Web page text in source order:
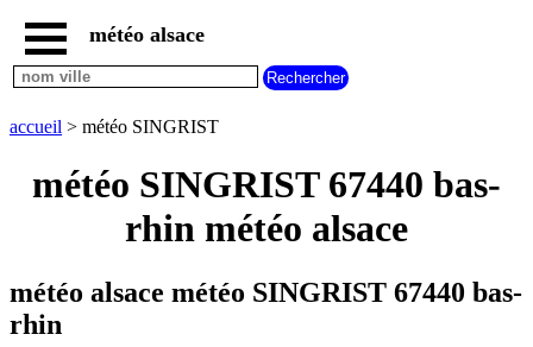
accueil
radar
SINGRIST
météo
alsace
carte
météo
météo alsace
accueil > météo SINGRIST
météo SINGRIST 67440 bas-
rhin météo alsace
météo alsace météo SINGRIST 67440 bas-
rhin